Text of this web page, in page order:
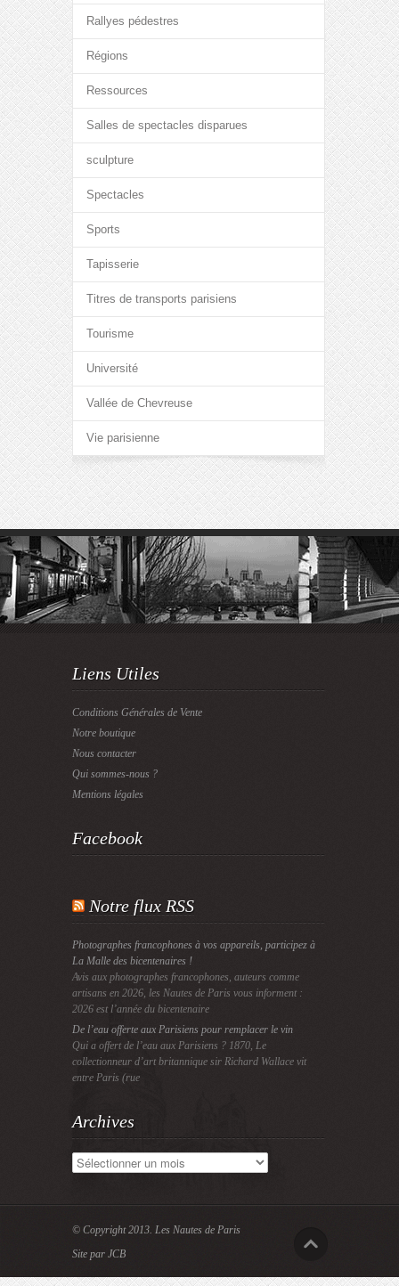
Rallyes pédestres
Régions
Ressources
Salles de spectacles disparues
sculpture
Spectacles
Sports
Tapisserie
Titres de transports parisiens
Tourisme
Université
Vallée de Chevreuse
Vie parisienne
Liens Utiles
Conditions Générales de Vente
Notre boutique
Nous contacter
Qui sommes-nous ?
Mentions légales
Facebook
Notre flux RSS
Photographes francophones à vos appareils, participez à
La Malle des bicentenaires !
Avis aux photographes francophones, auteurs comme
artisans en 2026, les Nautes de Paris vous informent :
2026 est l’année du bicentenaire
De l’eau offerte aux Parisiens pour remplacer le vin
Qui a offert de l’eau aux Parisiens ? 1870, Le
collectionneur d’art britannique sir Richard Wallace vit
entre Paris (rue
Archives
Archives
© Copyright 2013. Les Nautes de Paris
Site par JCB